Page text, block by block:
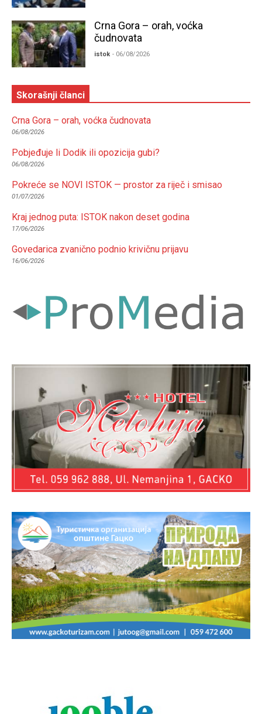
Crna Gora – orah, voćka
čudnovata
istok - 06/08/2026
Skorašnji članci
Crna Gora – orah, voćka čudnovata
06/08/2026
Pobjeđuje li Dodik ili opozicija gubi?
06/08/2026
Pokreće se NOVI ISTOK — prostor za riječ i smisao
01/07/2026
Kraj jednog puta: ISTOK nakon deset godina
17/06/2026
Govedarica zvanično podnio krivičnu prijavu
16/06/2026